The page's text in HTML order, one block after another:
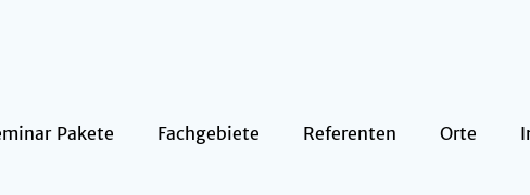
Pakete Fachgebiete Referenten Orte